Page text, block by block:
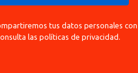
tus datos personales con
las políticas de privacidad.